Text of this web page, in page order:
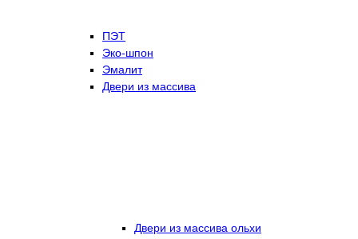
ПЭТ
Эко-шпон
Эмалит
Двери из массива
Двери из массива ольхи